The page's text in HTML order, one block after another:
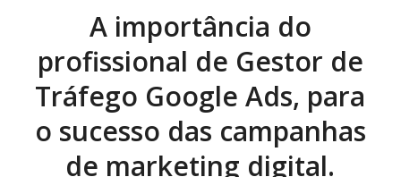
A importância do
profissional de Gestor de
Tráfego Google Ads, para
o sucesso das campanhas
de marketing digital.